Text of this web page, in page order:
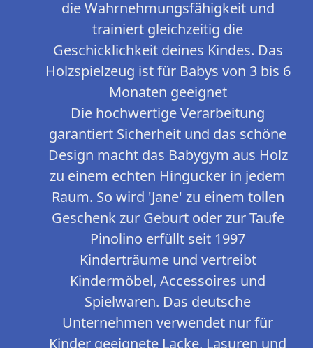
die Wahrnehmungsfähigkeit und
trainiert gleichzeitig die
Geschicklichkeit deines Kindes. Das
Holzspielzeug ist für Babys von 3 bis 6
Monaten geeignet
Die hochwertige Verarbeitung
garantiert Sicherheit und das schöne
Design macht das Babygym aus Holz
zu einem echten Hingucker in jedem
Raum. So wird 'Jane' zu einem tollen
Geschenk zur Geburt oder zur Taufe
Pinolino erfüllt seit 1997
Kinderträume und vertreibt
Kindermöbel, Accessoires und
Spielwaren. Das deutsche
Unternehmen verwendet nur für
Kinder geeignete Lacke, Lasuren und